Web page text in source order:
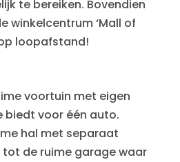
te bereiken. Bovendien
winkelcentrum ‘Mall of
loopafstand!
voortuin met eigen
biedt voor één auto.
hal met separaat
de ruime garage waar